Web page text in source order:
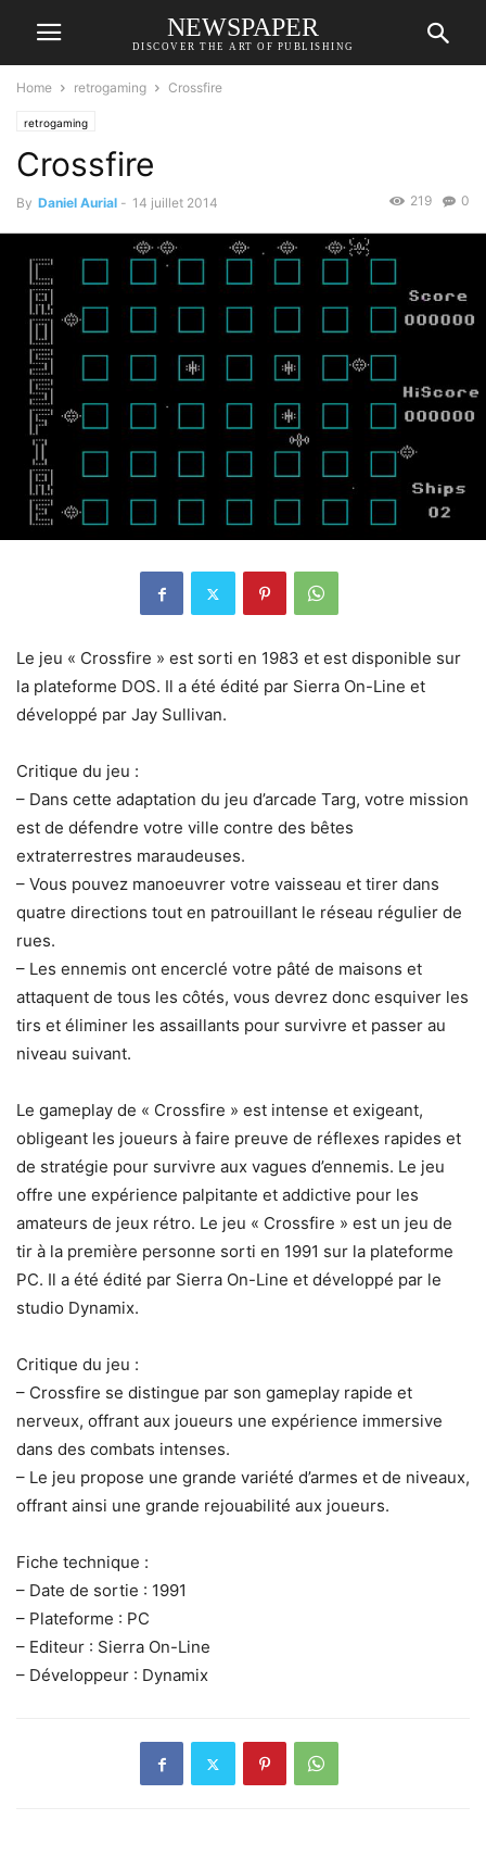
NEWSPAPER
DISCOVER THE ART OF PUBLISHING
Home retrogaming Crossfire
retrogaming
Crossfire
By Daniel Aurial - 14 juillet 2014 0
219
Le jeu « Crossfire » est sorti en 1983 et est disponible sur
la plateforme DOS. Il a été édité par Sierra On-Line et
développé par Jay Sullivan.
Critique du jeu :
– Dans cette adaptation du jeu d’arcade Targ, votre mission
est de défendre votre ville contre des bêtes
extraterrestres maraudeuses.
– Vous pouvez manoeuvrer votre vaisseau et tirer dans
quatre directions tout en patrouillant le réseau régulier de
rues.
– Les ennemis ont encerclé votre pâté de maisons et
attaquent de tous les côtés, vous devrez donc esquiver les
tirs et éliminer les assaillants pour survivre et passer au
niveau suivant.
Le gameplay de « Crossfire » est intense et exigeant,
obligeant les joueurs à faire preuve de réflexes rapides et
de stratégie pour survivre aux vagues d’ennemis. Le jeu
offre une expérience palpitante et addictive pour les
amateurs de jeux rétro. Le jeu « Crossfire » est un jeu de
tir à la première personne sorti en 1991 sur la plateforme
PC. Il a été édité par Sierra On-Line et développé par le
studio Dynamix.
Critique du jeu :
– Crossfire se distingue par son gameplay rapide et
nerveux, offrant aux joueurs une expérience immersive
dans des combats intenses.
– Le jeu propose une grande variété d’armes et de niveaux,
offrant ainsi une grande rejouabilité aux joueurs.
Fiche technique :
– Date de sortie : 1991
– Plateforme : PC
– Editeur : Sierra On-Line
– Développeur : Dynamix